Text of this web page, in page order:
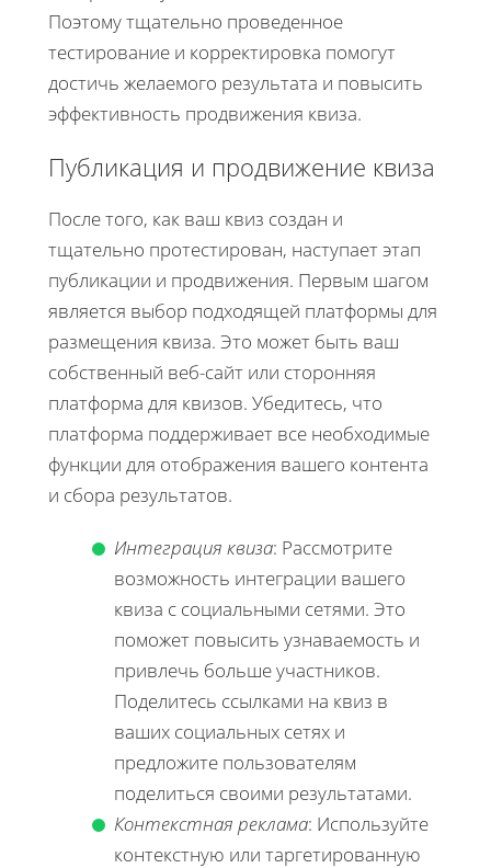
Поэтому тщательно проведенное
тестирование и корректировка помогут
достичь желаемого результата и повысить
эффективность продвижения квиза.
Публикация и продвижение квиза
После того, как ваш квиз создан и
тщательно протестирован, наступает этап
публикации и продвижения. Первым шагом
является выбор подходящей платформы для
размещения квиза. Это может быть ваш
собственный веб-сайт или сторонняя
платформа для квизов. Убедитесь, что
платформа поддерживает все необходимые
функции для отображения вашего контента
и сбора результатов.
Интеграция квиза: Рассмотрите
возможность интеграции вашего
квиза с социальными сетями. Это
поможет повысить узнаваемость и
привлечь больше участников.
Поделитесь ссылками на квиз в
ваших социальных сетях и
предложите пользователям
поделиться своими результатами.
Контекстная реклама: Используйте
контекстную или таргетированную